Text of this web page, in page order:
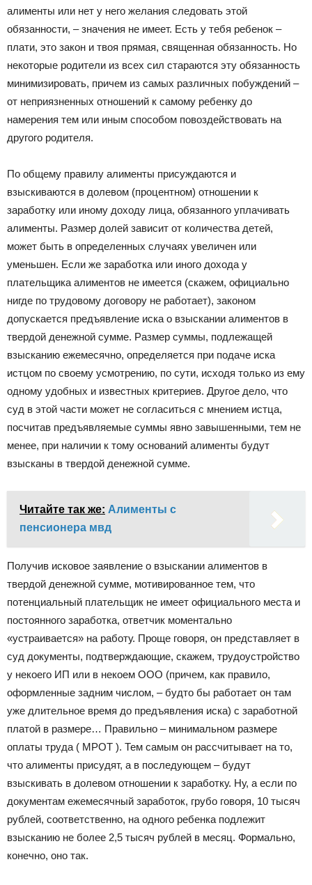
алименты или нет у него желания следовать этой
обязанности, – значения не имеет. Есть у тебя ребенок –
плати, это закон и твоя прямая, священная обязанность. Но
некоторые родители из всех сил стараются эту обязанность
минимизировать, причем из самых различных побуждений –
от неприязненных отношений к самому ребенку до
намерения тем или иным способом повоздействовать на
другого родителя.
По общему правилу алименты присуждаются и
взыскиваются в долевом (процентном) отношении к
заработку или иному доходу лица, обязанного уплачивать
алименты. Размер долей зависит от количества детей,
может быть в определенных случаях увеличен или
уменьшен. Если же заработка или иного дохода у
плательщика алиментов не имеется (скажем, официально
нигде по трудовому договору не работает), законом
допускается предъявление иска о взыскании алиментов в
твердой денежной сумме. Размер суммы, подлежащей
взысканию ежемесячно, определяется при подаче иска
истцом по своему усмотрению, по сути, исходя только из ему
одному удобных и известных критериев. Другое дело, что
суд в этой части может не согласиться с мнением истца,
посчитав предъявляемые суммы явно завышенными, тем не
менее, при наличии к тому оснований алименты будут
взысканы в твердой денежной сумме.
Читайте так же: Алименты с
пенсионера мвд
Получив исковое заявление о взыскании алиментов в
твердой денежной сумме, мотивированное тем, что
потенциальный плательщик не имеет официального места и
постоянного заработка, ответчик моментально
«устраивается» на работу. Проще говоря, он представляет в
суд документы, подтверждающие, скажем, трудоустройство
у некоего ИП или в некоем ООО (причем, как правило,
оформленные задним числом, – будто бы работает он там
уже длительное время до предъявления иска) с заработной
платой в размере… Правильно – минимальном размере
оплаты труда ( МРОТ ). Тем самым он рассчитывает на то,
что алименты присудят, а в последующем – будут
взыскивать в долевом отношении к заработку. Ну, а если по
документам ежемесячный заработок, грубо говоря, 10 тысяч
рублей, соответственно, на одного ребенка подлежит
взысканию не более 2,5 тысяч рублей в месяц. Формально,
конечно, оно так.